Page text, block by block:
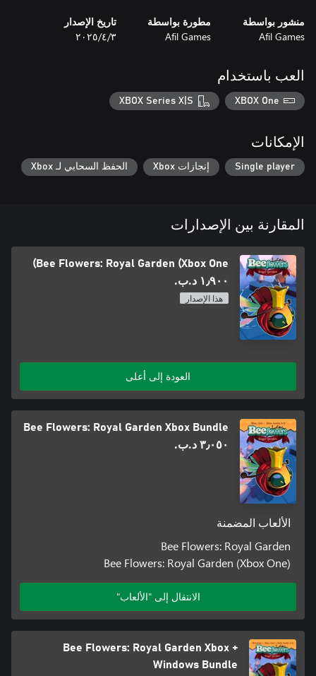
منشور بواسطة
Afil Games
مطورة بواسطة
Afil Games
تاريخ الإصدار
٣‏/٤‏/٢٠٢٥
العب باستخدام
XBOX One
XBOX Series X|S
الإمكانات
Single player إنجازات Xbox الحفظ السحابي لـ Xbox
المقارنة بين الإصدارات
Bee Flowers: Royal Garden (Xbox One)
١٫٩٠٠ د.ب.‏
هذا الإصدار
العودة إلى أعلى
Bee Flowers: Royal Garden Xbox Bundle
٣٫٠٥٠ د.ب.‏
الألعاب المضمنة
Bee Flowers: Royal Garden
Bee Flowers: Royal Garden (Xbox One)
الانتقال إلى "الألعاب"
Bee Flowers: Royal Garden Xbox +
Windows Bundle